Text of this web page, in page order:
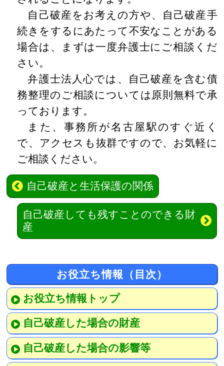
自己破産をお考えの方や、自己破産手
続きをするにあたって不安なことがある
場合は、まずは一度弁護士にご相談くだ
さい。
弁護士法人心では、自己破産を含む債
務整理のご相談については原則無料で承
っております。
また、事務所が名古屋駅のすぐ近く
で、アクセスも抜群ですので、お気軽に
ご相談ください。
自己破産と生活保護の関係
自己破産しても残すことのできる財
産
お役立ち情報（目次）
お役立ち情報トップ
自己破産した場合の財産
自己破産した場合の影響等